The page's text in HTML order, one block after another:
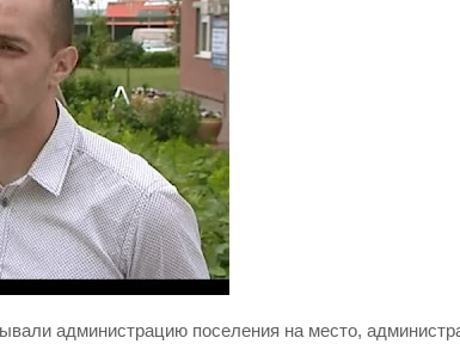
администрацию поселения на место,